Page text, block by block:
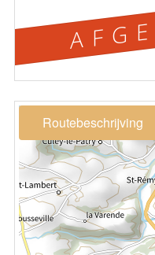
Routebeschrijving